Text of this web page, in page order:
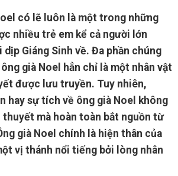
có lẽ luôn là một trong những
nhiều trẻ em kể cả người lớn
dịp Giáng Sinh về. Đa phần chúng
già Noel hẳn chỉ là một nhân vật
được lưu truyền. Tuy nhiên,
hay sự tích về ông già Noel không
mà hoàn toàn bắt nguồn từ
già Noel chính là hiện thân của
vị thánh nổi tiếng bởi lòng nhân